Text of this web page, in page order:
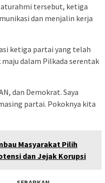
tersebut, ketiga
dan menjalin kerja
ketiga partai yang telah
dalam Pilkada serentak
dan Demokrat. Saya
partai. Pokoknya kita
Masyarakat Pilih
dan Jejak Korupsi